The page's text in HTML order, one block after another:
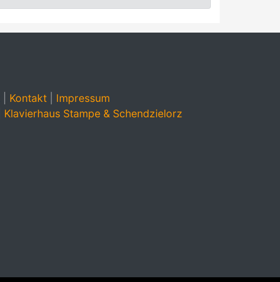
Kontakt| Impressum
Klavierhaus Stampe & Schendzielorz